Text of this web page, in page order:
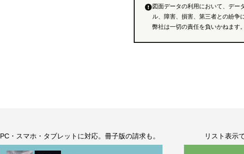
図面データの利用において、デー
ル、障害、損害、第三者との紛争
弊社は一切の責任を負いかねます。
PC・スマホ・タブレットに対応。冊子版の請求も。 リスト表示